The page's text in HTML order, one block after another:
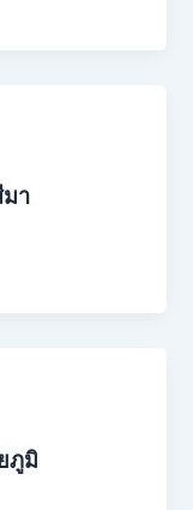
า
ภูมิ